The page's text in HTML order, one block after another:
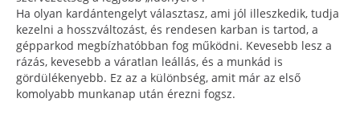
Ha olyan kardántengelyt választasz, ami jól illeszkedik, tudja
kezelni a hosszváltozást, és rendesen karban is tartod, a
gépparkod megbízhatóbban fog működni. Kevesebb lesz a
rázás, kevesebb a váratlan leállás, és a munkád is
gördülékenyebb. Ez az a különbség, amit már az első
komolyabb munkanap után érezni fogsz.